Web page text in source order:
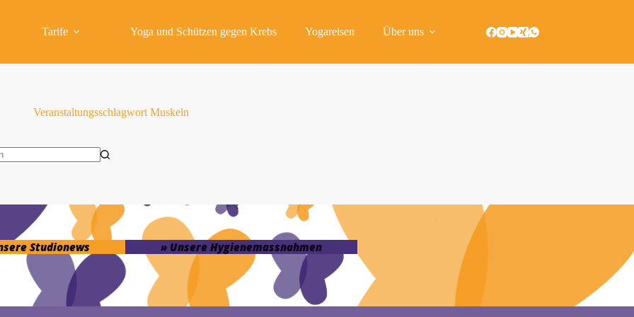
Tarife Yoga und Schützen gegen Krebs Yogareisen Über uns
VeranstaltungsschlagwortMuskeln
Studionews » Unsere Hygienemassnahmen